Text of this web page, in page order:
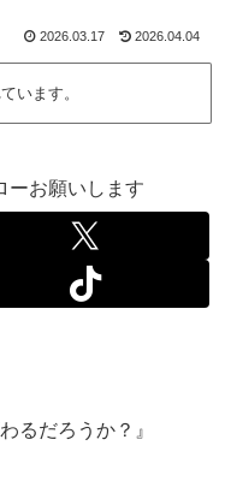
2026.03.17 2026.04.04
います。
ーお願いします
るだろうか？』